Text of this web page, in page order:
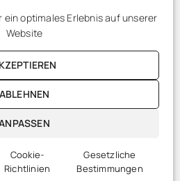
DE
ein optimales Erlebnis auf unserer
Website
ABLEHNEN
Cookie-
Richtlinien
Gesetzliche
Bestimmungen